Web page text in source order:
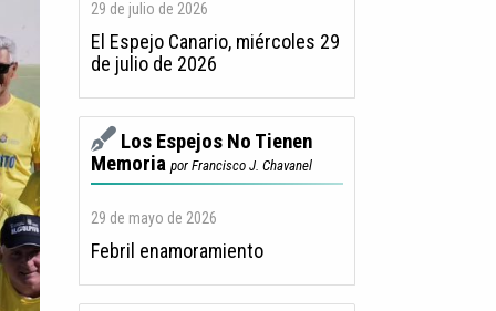
29 de julio de 2026
El Espejo Canario, miércoles 29
de julio de 2026
Los Espejos No Tienen
Memoria por Francisco J. Chavanel
29 de mayo de 2026
Febril enamoramiento